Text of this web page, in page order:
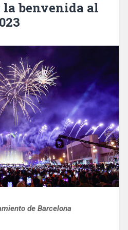
la benvenida al
de Barcelona